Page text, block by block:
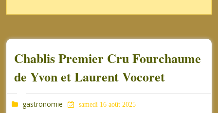
Chablis Premier Cru Fourchaume
de Yvon et Laurent Vocoret
gastronomie samedi 16 août 2025